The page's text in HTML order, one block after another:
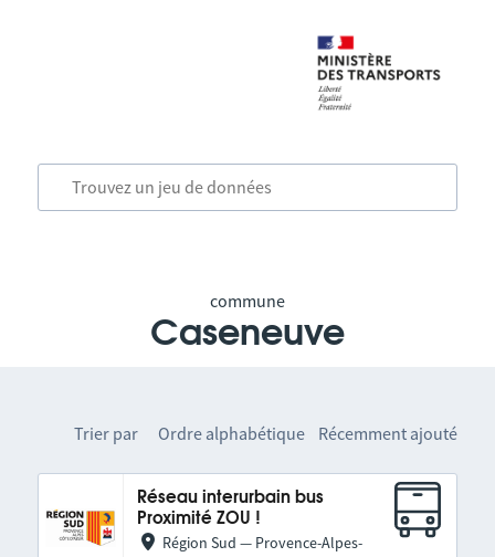
commune
Caseneuve
Trier par Ordre alphabétique Récemment ajouté
Réseau interurbain bus
Proximité ZOU !
Région Sud — Provence-Alpes-